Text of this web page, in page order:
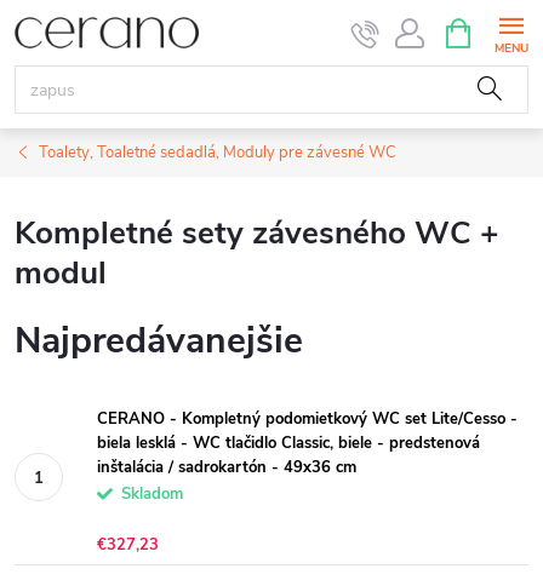
Prejsť
na
obsah
KOŠÍK
Toalety, Toaletné sedadlá, Moduly pre závesné WC
Kompletné sety závesného WC +
modul
Najpredávanejšie
CERANO - Kompletný podomietkový WC set Lite/Cesso -
biela lesklá - WC tlačidlo Classic, biele - predstenová
inštalácia / sadrokartón - 49x36 cm
Skladom
€327,23